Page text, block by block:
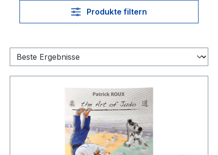
Produkte filtern